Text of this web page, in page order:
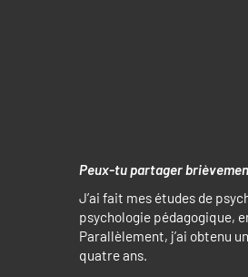
Peux-tu partager
J’ai fait mes études de
psychologie pédagogique,
Parallèlement, j’ai obtenu
quatre ans.